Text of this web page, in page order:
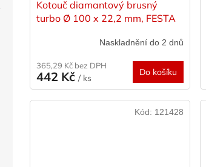
Kotouč diamantový brusný
turbo Ø 100 x 22,2 mm, FESTA
Naskladnění do 2 dnů
365,29 Kč bez DPH
442 Kč/ ks
Do košíku
Kód: 121428